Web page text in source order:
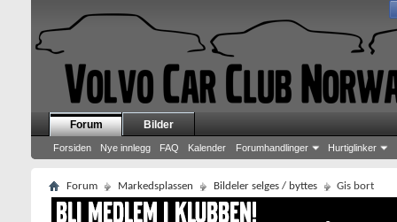
Forum
Forsiden Nye innlegg FAQ Kalender Forumhandlinger Hurtiglinker
Bilder
Forum Markedsplassen Bildeler selges / byttes Gis bort